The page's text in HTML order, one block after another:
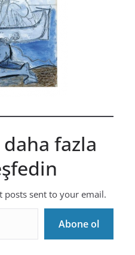
fazla
posts sent to your email.
Abone ol